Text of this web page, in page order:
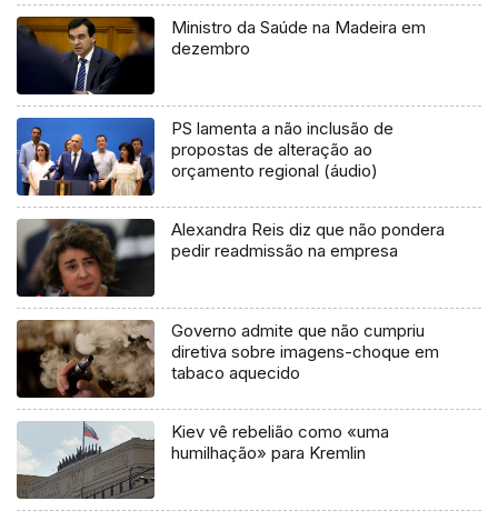
Ministro da Saúde na Madeira em
dezembro
PS lamenta a não inclusão de
propostas de alteração ao
orçamento regional (áudio)
Alexandra Reis diz que não pondera
pedir readmissão na empresa
Governo admite que não cumpriu
diretiva sobre imagens-choque em
tabaco aquecido
Kiev vê rebelião como «uma
humilhação» para Kremlin